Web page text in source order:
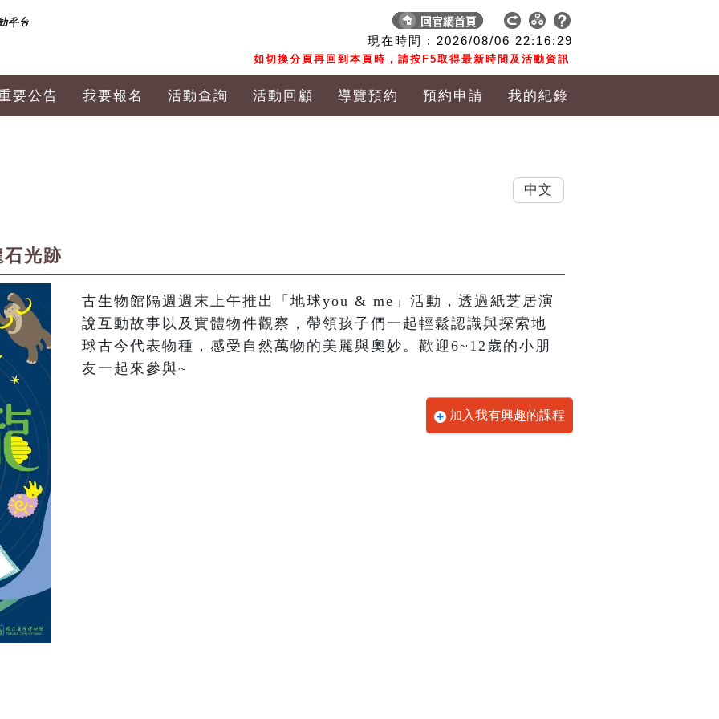
現在時間 : 2026/08/06 22:16:31
如切換分頁再回到本頁時，請按F5取得最新時間及活動資訊
要公告 我要報名 活動查詢 活動回顧 導覽預約 預約申請 我的紀錄
光跡
古生物館隔週週末上午推出「地球you & me」活動，透過紙芝居演
說互動故事以及實體物件觀察，帶領孩子們一起輕鬆認識與探索地
球古今代表物種，感受自然萬物的美麗與奧妙。歡迎6~12歲的小朋
友一起來參與~
加入我有興趣的課程